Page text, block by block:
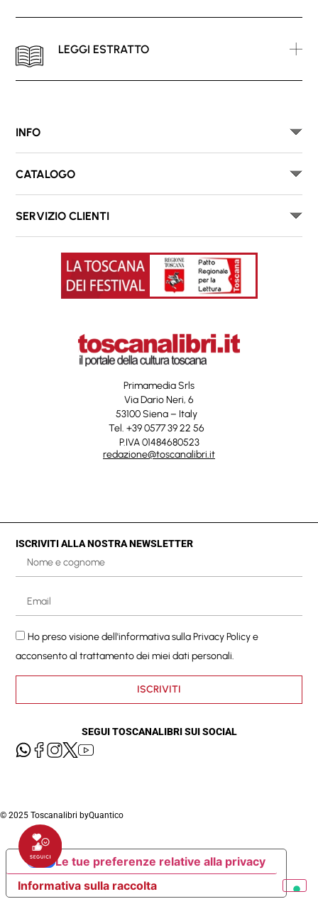
LEGGI ESTRATTO
INFO
CATALOGO
SERVIZIO CLIENTI
Primamedia Srls
Via Dario Neri, 6
53100 Siena – Italy
Tel. +39 0577 39 22 56
P.IVA 01484680523
redazione@toscanalibri.it
ISCRIVITI ALLA NOSTRA NEWSLETTER
Ho preso visione dell'informativa sullaPrivacy Policye
acconsento al trattamento dei miei dati personali.
ISCRIVITI
SEGUI TOSCANALIBRI SUI SOCIAL
© 2025 Toscanalibri byQuantico
Informativa sulla raccolta
Le tue preferenze relative alla privacy